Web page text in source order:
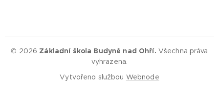
© 2026 Základní škola Budyně nad Ohří. Všechna práva
vyhrazena.
Vytvořeno službou Webnode